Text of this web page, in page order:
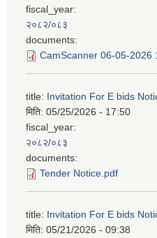
fiscal_year:
२०८२/०८३
documents:
CamScanner 06-05-2026
title: Invitation For E bids
मिति: 05/25/2026 - 17:50
fiscal_year:
२०८२/०८३
documents:
Tender Notice.pdf
title: Invitation For E bids
मिति: 05/21/2026 - 09:38